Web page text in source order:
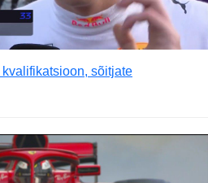
sõitjate